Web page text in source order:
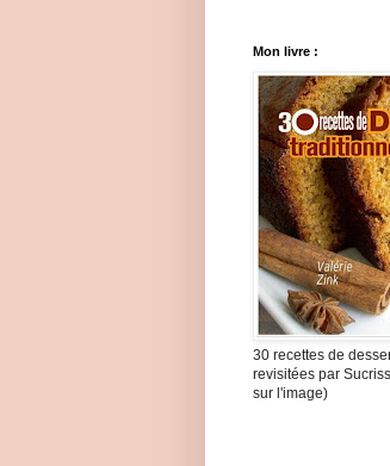
Mon livre :
30 recettes de
revisitées par
sur l'image)